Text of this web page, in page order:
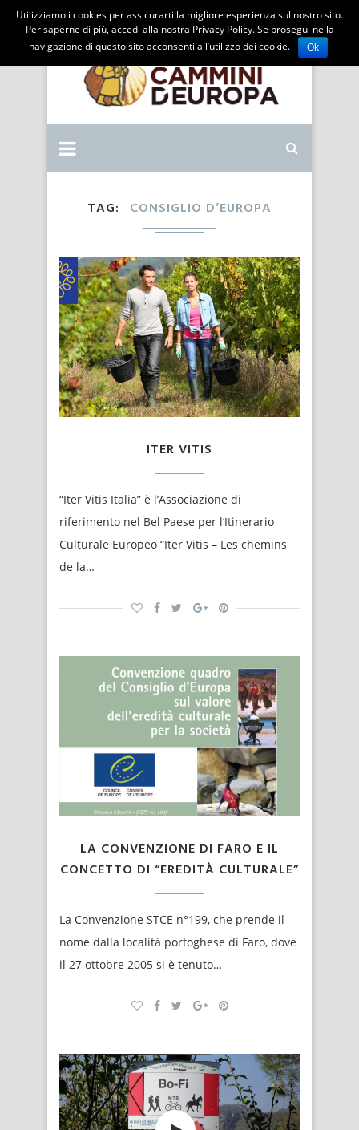
TAG CONSIGLIO D’EUROPA
ITER VITIS
“Iter Vitis Italia” è l’Associazione di
riferimento nel Bel Paese per l’Itinerario
Culturale Europeo “Iter Vitis – Les chemins
de la…
LA CONVENZIONE DI FARO E IL
CONCETTO DI “EREDITÀ CULTURALE”
La Convenzione STCE n°199, che prende il
nome dalla località portoghese di Faro, dove
il 27 ottobre 2005 si è tenuto…
Utilizziamo i cookies per assicurarti la migliore esperienza sul nostro sito.
Per saperne di più, accedi alla nostra Privacy Policy. Se prosegui nella
navigazione di questo sito acconsenti all’utilizzo dei cookie.
Ok